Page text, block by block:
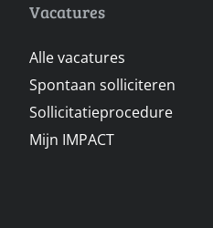
Vacatures
Alle vacatures
Spontaan solliciteren
Sollicitatieprocedure
Mijn IMPACT